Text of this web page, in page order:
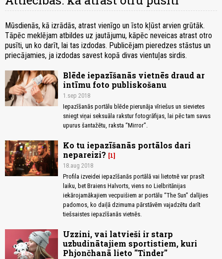
Mūsdienās, kā izrādās, atrast vienīgo un īsto kļūst arvien grūtāk.
Tāpēc meklējam atbildes uz jautājumu, kāpēc neveicas atrast otro
pusīti, un ko darīt, lai tas izdodas. Publicējam pieredzes stāstus un
priecājamies, ja izdodas savest kopā divas vientuļas sirdis.
Blēde iepazīšanās vietnēs draud ar
intīmu foto publiskošanu
1.sep 2018
Iepazīšanās portālu blēde pierunāja vīriešus un sievietes
sniegt viņai seksuāla rakstur fotogrāfijas, lai pēc tam savus
upurus šantažētu, raksta “Mirror”.
Ko tu iepazīšanās portālos dari
nepareizi?
1
18.aug 2018
Profila izveidei iepazīšanās portālā vai lietotnē var prasīt
laiku, bet Braiens Halvorts, viens no Lielbritānijas
iekārojamākajiem vecpuišiem ar portālu “The Sun” dalījies
padomos, ko daiļā dzimuma pārstāvēm vajadzētu darīt
tiešsaistes iepazīšanās vietnēs.
Uzzini, vai latvieši ir starp
uzbudinātajiem sportistiem, kuri
Phjončhanā lieto ''Tinder''